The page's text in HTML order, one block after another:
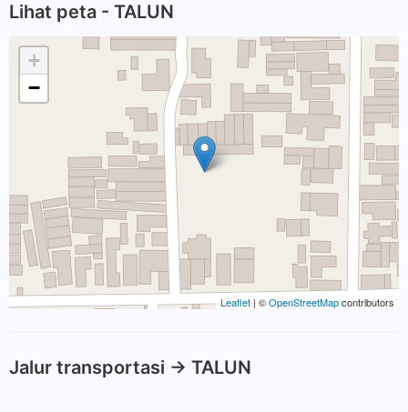
Lihat peta - TALUN
+
−
Leaflet | ©OpenStreetMapcontributors
Jalur transportasi -> TALUN